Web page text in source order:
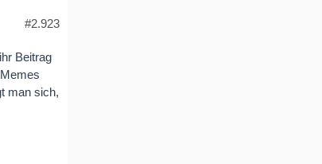
#2.923
Beitrag
man sich,